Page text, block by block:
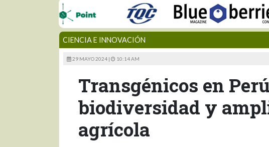
CIENCIA E INNOVACIÓN
29 MAYO 2024 | 10:14 AM
Transgénicos en
biodiversidad y
agrícola